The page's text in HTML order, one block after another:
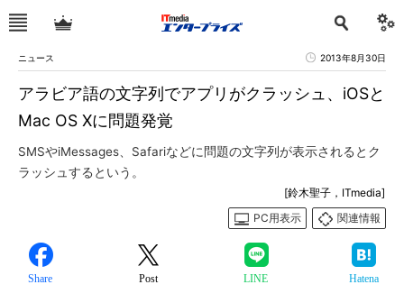
ニュース 2013年8月30日
アラビア語の文字列でアプリがクラッシュ、iOSと
Mac OS Xに問題発覚
SMSやiMessages、Safariなどに問題の文字列が表示されるとク
ラッシュするという。
[鈴木聖子，ITmedia]
PC用表示
関連情報
Share Post LINE Hatena